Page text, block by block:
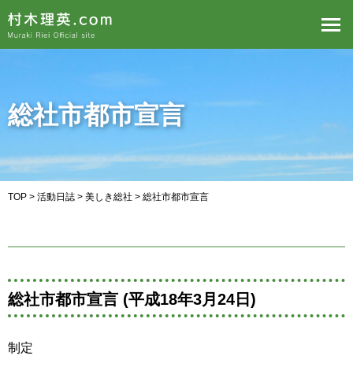
総社市都市宣言
TOP > 活動日誌 > 美しき総社 > 総社市都市宣言
総社市都市宣言 (平成18年3月24日)
制定